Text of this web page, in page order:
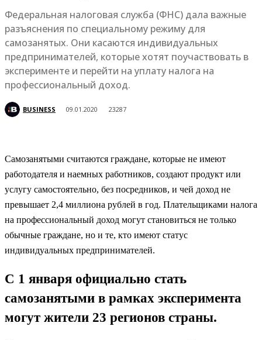
Федеральная налоговая служба (ФНС) дала важные
разъяснения по специальному режиму для
самозанятых. Они касаются индивидуальных
предпринимателей, которые хотят поучаствовать в
эксперименте и перейти на уплату налога на
профессиональный доход.
BUSINESS 09.01.2020 23287
Самозанятыми считаются граждане, которые не имеют
работодателя и наемных работников, создают продукт или
услугу самостоятельно, без посредников, и чей доход не
превышает 2,4 миллиона рублей в год. Плательщиками налога
на профессиональный доход могут становиться не только
обычные граждане, но и те, кто имеют статус
индивидуальных предпринимателей.
С 1 января официально стать
самозанятыми в рамках эксперимента
могут жители 23 регионов страны.